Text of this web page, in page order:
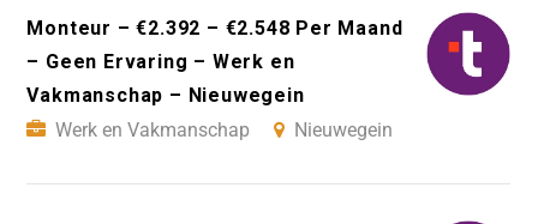
Monteur – €2.392 – €2.548 Per Maand
– Geen Ervaring – Werk en
Vakmanschap – Nieuwegein
Werk en Vakmanschap
Nieuwegein